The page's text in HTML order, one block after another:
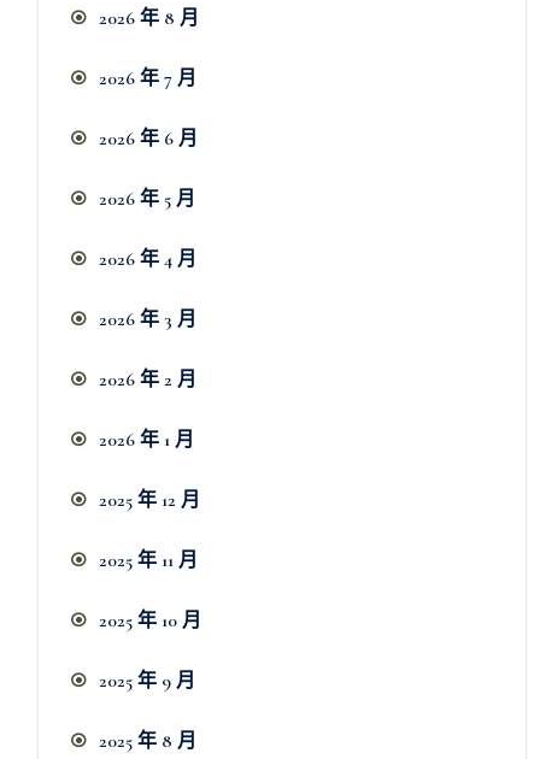
2026 年 8 月
2026 年 7 月
2026 年 6 月
2026 年 5 月
2026 年 4 月
2026 年 3 月
2026 年 2 月
2026 年 1 月
2025 年 12 月
2025 年 11 月
2025 年 10 月
2025 年 9 月
2025 年 8 月